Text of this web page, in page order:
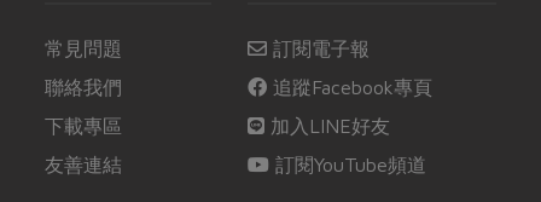
常見問題
聯絡我們
下載專區
友善連結
訂閱電子報
追蹤Facebook專頁
加入LINE好友
訂閱YouTube頻道